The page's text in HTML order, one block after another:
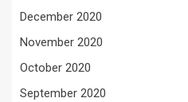
December 2020
November 2020
October 2020
September 2020